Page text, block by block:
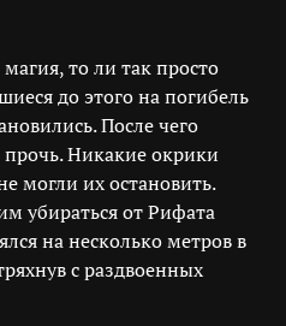
то ли так просто
до этого на погибель
После чего
прочь. Никакие окрики
могли их остановить.
убираться от Рифата
на несколько метров в
с раздвоенных